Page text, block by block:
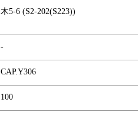
木5-6 (S2-202(S223))
-
CAP.Y306
100